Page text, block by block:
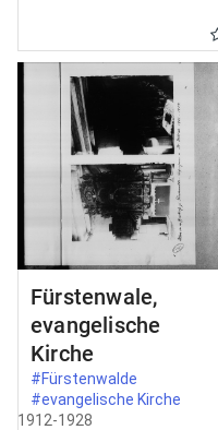
Fürstenwale,
evangelische
Kirche
#Fürstenwalde
#evangelische Kirche
1912-1928